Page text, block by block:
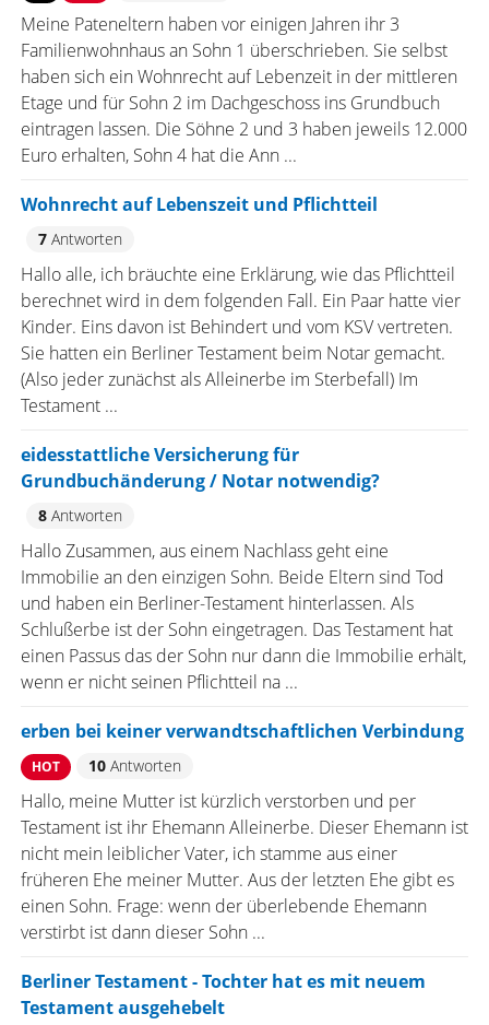
Meine Pateneltern haben vor einigen Jahren ihr 3
Familienwohnhaus an Sohn 1 überschrieben. Sie selbst
haben sich ein Wohnrecht auf Lebenzeit in der mittleren
Etage und für Sohn 2 im Dachgeschoss ins Grundbuch
eintragen lassen. Die Söhne 2 und 3 haben jeweils 12.000
Euro erhalten, Sohn 4 hat die Ann ...
Wohnrecht auf Lebenszeit und Pflichtteil
7Antworten
Hallo alle, ich bräuchte eine Erklärung, wie das Pflichtteil
berechnet wird in dem folgenden Fall. Ein Paar hatte vier
Kinder. Eins davon ist Behindert und vom KSV vertreten.
Sie hatten ein Berliner Testament beim Notar gemacht.
(Also jeder zunächst als Alleinerbe im Sterbefall) Im
Testament ...
eidesstattliche Versicherung für
Grundbuchänderung / Notar notwendig?
8Antworten
Hallo Zusammen, aus einem Nachlass geht eine
Immobilie an den einzigen Sohn. Beide Eltern sind Tod
und haben ein Berliner-Testament hinterlassen. Als
Schlußerbe ist der Sohn eingetragen. Das Testament hat
einen Passus das der Sohn nur dann die Immobilie erhält,
wenn er nicht seinen Pflichtteil na ...
erben bei keiner verwandtschaftlichen Verbindung
HOT 10Antworten
Hallo, meine Mutter ist kürzlich verstorben und per
Testament ist ihr Ehemann Alleinerbe. Dieser Ehemann ist
nicht mein leiblicher Vater, ich stamme aus einer
früheren Ehe meiner Mutter. Aus der letzten Ehe gibt es
einen Sohn. Frage: wenn der überlebende Ehemann
verstirbt ist dann dieser Sohn ...
Berliner Testament - Tochter hat es mit neuem
Testament ausgehebelt